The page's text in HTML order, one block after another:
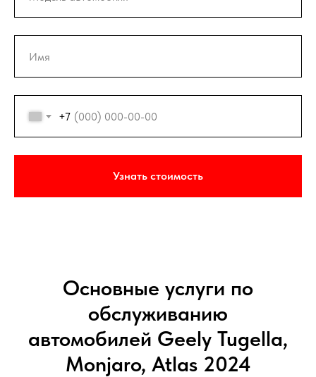
+7
Узнать стоимость
Основные услуги по
обслуживанию
автомобилей Geely Tugella,
Monjaro, Atlas 2024